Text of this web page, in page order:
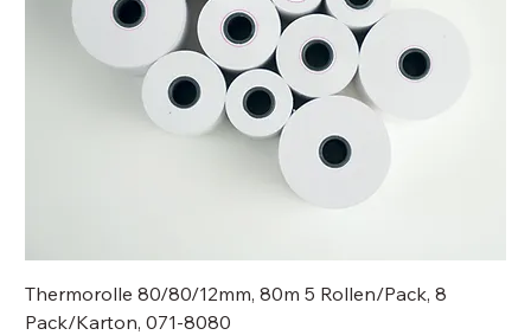
Thermorolle 80/80/12mm, 80m 5 Rollen/Pack, 8
Pack/Karton, 071-8080